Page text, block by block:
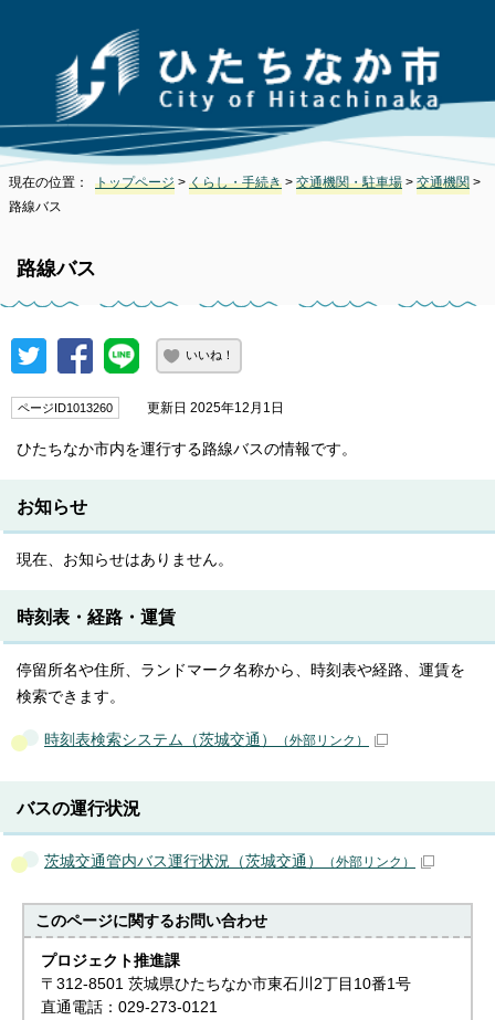
現在の位置： トップページ > くらし・手続き > 交通機関・駐車場 > 交通機関 >
路線バス
路線バス
いいね！
ページID1013260 更新日 2025年12月1日
ひたちなか市内を運行する路線バスの情報です。
お知らせ
現在、お知らせはありません。
時刻表・経路・運賃
停留所名や住所、ランドマーク名称から、時刻表や経路、運賃を
検索できます。
時刻表検索システム（茨城交通） （外部リンク）
バスの運行状況
茨城交通管内バス運行状況（茨城交通） （外部リンク）
このページに関するお問い合わせ
プロジェクト推進課
〒312-8501 茨城県ひたちなか市東石川2丁目10番1号
直通電話：029-273-0121